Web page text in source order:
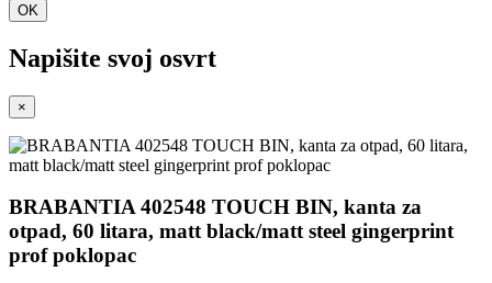
OK
Napišite svoj ​​osvrt
×
BRABANTIA 402548 TOUCH BIN, kanta za
otpad, 60 litara, matt black/matt steel gingerprint
prof poklopac